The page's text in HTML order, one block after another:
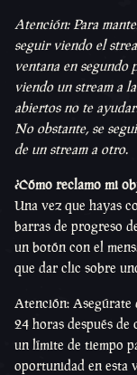
Atención: Para
seguir viendo el
ventana en segundo
viendo un stream a
abiertos no te
No obstante, se
de un stream a otro.
¿Cómo reclamo mi
Una vez que hayas
barras de progreso
un botón con el
que dar clic sobre
Atención: Asegúrate
24 horas después
un límite de tiempo
oportunidad en esta